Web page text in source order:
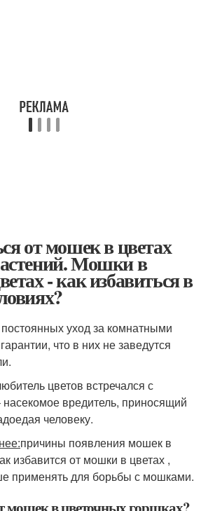
от мошек в цветах
Мошки в
- как избавиться в
уход за комнатными
что в них не заведутся
цветов встречался с
вредитель, приносящий
человеку.
причины появления мошек в
избавится от мошки в цветах ,
применять для борьбы с мошками.